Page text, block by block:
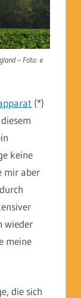
– Foto: ©
(*)
keine
mir aber
wieder
meine
die sich